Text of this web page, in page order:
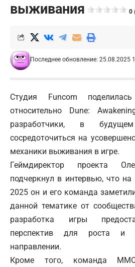
выживания
0
Последнее обновление: 25.08.2025
Студия Funcom
относительно Dune:
разработчики, в
сосредоточиться на
механики выживания в игре.
Геймдиректор проекта
подчеркнул в интервью, что на
2025 он и его команда
данной тематике от
разработка игры
перспектив для роста и
направлении.
Кроме того, команда